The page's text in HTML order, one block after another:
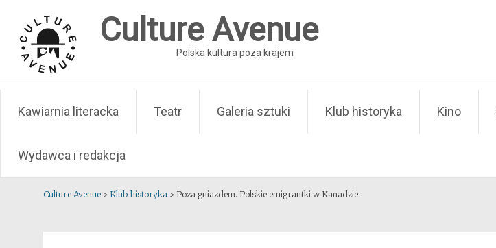
content
Culture Avenue
Polska kultura poza krajem
Kawiarnia literacka Teatr Galeria sztuki Klub historyka Kino
Wydawca i redakcja
Culture Avenue > Klub historyka > Poza gniazdem. Polskie emigrantki w Kanadzie.